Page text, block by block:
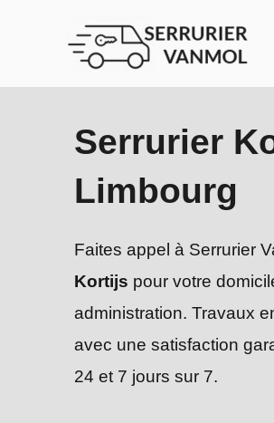
Serrurier
Limbourg
Faites appel à Serrurier
Kortijs pour votre
administration. Travaux
avec une satisfaction
24 et 7 jours sur 7.